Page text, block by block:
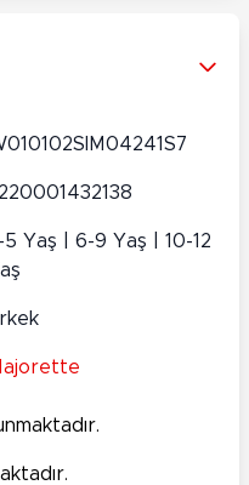
5 Yaş | 6-9 Yaş | 10-12